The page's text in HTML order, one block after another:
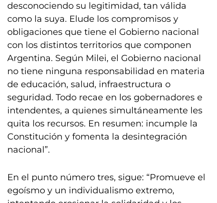
desconociendo su legitimidad, tan válida
como la suya. Elude los compromisos y
obligaciones que tiene el Gobierno nacional
con los distintos territorios que componen
Argentina. Según Milei, el Gobierno nacional
no tiene ninguna responsabilidad en materia
de educación, salud, infraestructura o
seguridad. Todo recae en los gobernadores e
intendentes, a quienes simultáneamente les
quita los recursos. En resumen: incumple la
Constitución y fomenta la desintegración
nacional”.
En el punto número tres, sigue: “Promueve el
egoísmo y un individualismo extremo,